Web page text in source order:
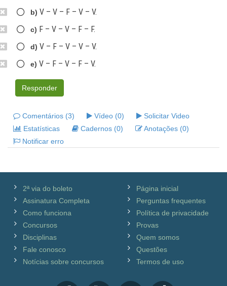
b) V – V – F – V – V.
c) F – V – V – F – F.
d) V – F – V – V – V.
e) V – F – V – F – V.
Responder
Comentários (3) Vídeo (0)
Solicitar Video
Estatísticas
Cadernos (0)
Anotações (0)
Notificar erro
2ª via do boleto
Assinatura Completa
Como funciona
Concursos
Disciplinas
Fale conosco
Notícias sobre concursos
Página inicial
Perguntas frequentes
Política de privacidade
Provas
Quem somos
Questões
Termos de uso